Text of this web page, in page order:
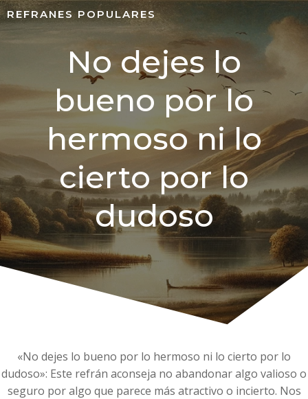
REFRANES POPULARES
No dejes lo
bueno por lo
hermoso ni lo
cierto por lo
dudoso
«No dejes lo bueno por lo hermoso ni lo cierto por lo
dudoso»: Este refrán aconseja no abandonar algo valioso o
seguro por algo que parece más atractivo o incierto. Nos